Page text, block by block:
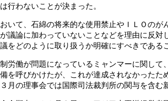
行わないことが決まった。
いて、石綿の将来的な使用禁止やＩＬＯの
議論に加わっていないことなどを理由に反
をどのように取り扱うか明確にすべきであ
労働が問題になっているミャンマーに関し
を呼びかけたが、これが達成されなかった
月の理事会では国際司法裁判所の関与を含